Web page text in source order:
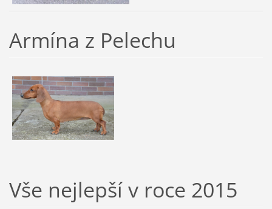
Armína z Pelechu
Vše nejlepší v roce 2015